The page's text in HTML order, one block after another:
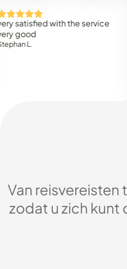
with the service
Van
zodat u zich kunt